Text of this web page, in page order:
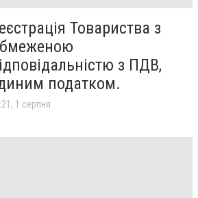
Товариства з
з ПДВ,
податком.
1 серпня